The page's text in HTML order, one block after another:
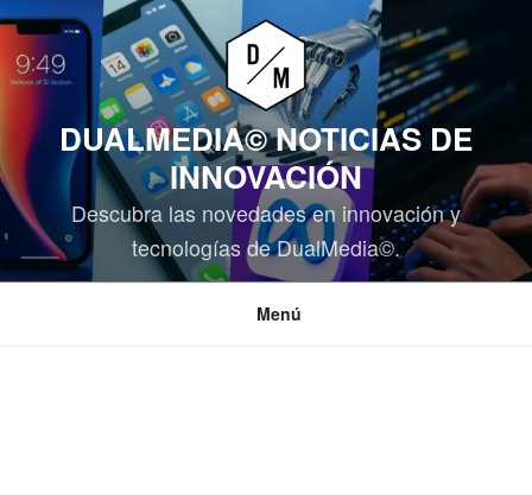
Saltar
contenido
DUALMEDIA© NOTICIAS DE
INNOVACIÓN
Descubra las novedades en innovación y
tecnologías de DualMedia©.
Menú